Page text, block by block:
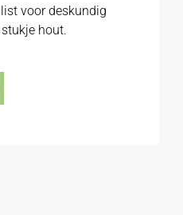
voor deskundig
hout.